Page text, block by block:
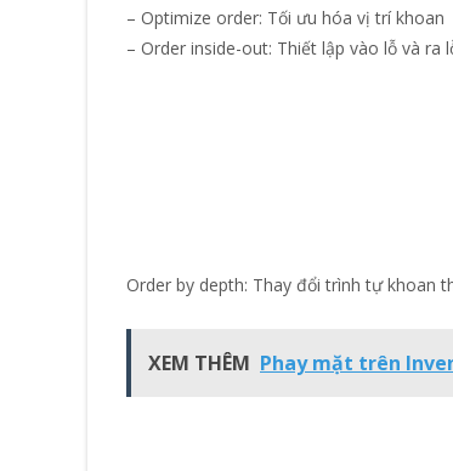
– Optimize order: Tối ưu hóa vị trí khoan
– Order inside-out: Thiết lập vào lỗ và ra
Order by depth: Thay đổi trình tự khoan
XEM THÊM Phay mặt trên